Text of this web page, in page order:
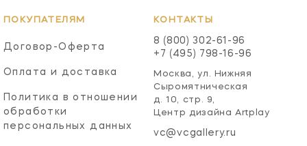
ПОКУПАТЕЛЯМ
Договор-Оферта
Оплата и доставка
Политика в отношении
обработки
персональных данных
КОНТАКТЫ
8 (800) 302-61-96
+7 (495) 798-16-96
Москва, ул. Нижняя
Сыромятническая
д. 10, стр. 9,
Центр дизайна Artplay
vc@vcgallery.ru